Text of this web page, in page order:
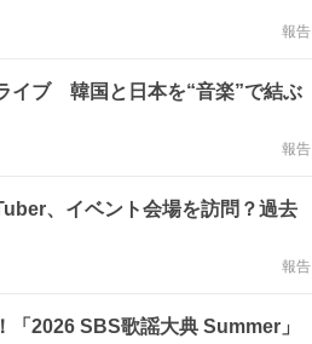
報告
イブ 韓国と日本を“音楽”で結ぶ
報告
、イベント会場を訪問？過去
報告
2026 SBS歌謡大典 Summer」